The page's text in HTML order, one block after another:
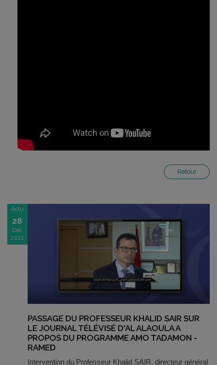
Retour
Actu
28
Déc
2022
PASSAGE DU PROFESSEUR KHALID SAIR SUR
LE JOURNAL TÉLÉVISÉ D'AL ALAOULA A
PROPOS DU PROGRAMME AMO TADAMON -
RAMED
Intervention du Professeur Khalid SAIR, directeur général